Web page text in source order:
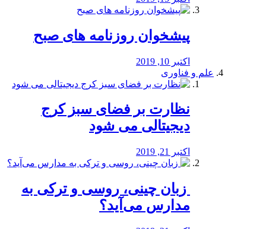
پیشخوان روزنامه های صبح
اکتبر 10, 2019
علم و فناوری
نظارت بر فضای سبز کرج
دیجیتالی می شود
اکتبر 21, 2019
️ زبان چینی، روسی و ترکی به
مدارس می‌آید؟